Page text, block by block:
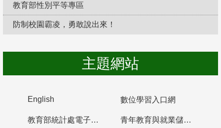
教育部性別平等專區
防制校園霸凌，勇敢說出來！
主題網站
English 數位學習入口網
教育部統計處電子書櫃 青年教育與就業儲蓄帳戶